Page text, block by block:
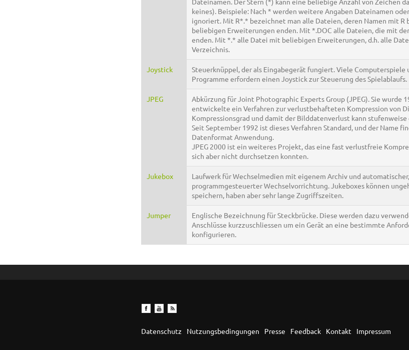
keines). Beispiele: Nach * werden weitere Angaben Dateinamen
ignoriert. Mit R*.* bezeichnet man alle Dateien, deren Namen mit R
beliebigen Erweiterungen enden. Mit *.DOC alle Dateien, die mit
enden. Mit *.* alle Datei mit beliebigen Erweiterungen, d.h. alle
Verzeichnis.
Joystick
Steuerknüppel, der als Eingabegerät fungiert. Viele Computerspiele
Programme erfordern einen Joystick zur Steuerung des Spielablaufs.
JPEG
Abkürzung für Joint Photographic Experts Group (JPEG). Sie wurde
entwickelte ein Verfahren zur verlustbehafteten Kompression von
Kompressionsgrad und damit der Bilddatenverlust kann
Seit September 1992 ist dieses Verfahren Standard, und der Name
Datenformat Anwendung.
JPEG 2000 ist ein weiteres Projekt, das eine fast verlustfreie
sich aber nicht durchsetzen konnten.
Jukebox
Laufwerk für Wechselmedien mit eigenem Archiv und automatischer,
programmgesteuerter Wechselvorrichtung. Jukeboxes können
speichern, haben aber sehr lange Zugriffszeiten.
Jumper
Englische Bezeichnung für Steckbrücke. Diese werden dazu
Anschlüsse kurzzuschliessen um ein Gerät an eine bestimmte
konfigurieren.
Datenschutz Nutzungsbedingungen Presse Feedback Kontakt Impressum